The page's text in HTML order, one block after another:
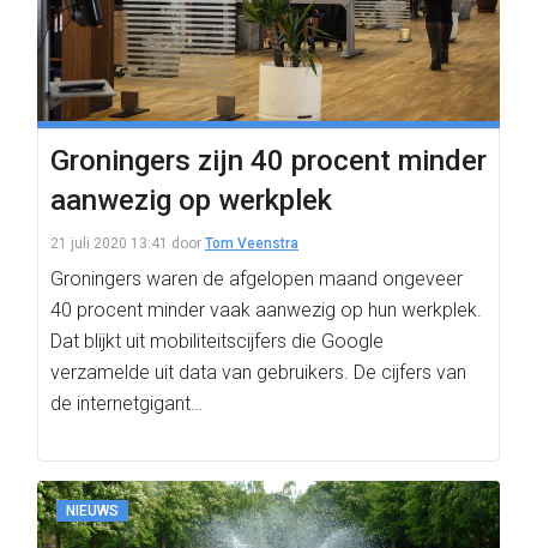
Groningers zijn 40 procent minder
aanwezig op werkplek
21 juli 2020 13:41 door Tom Veenstra
Groningers waren de afgelopen maand ongeveer
40 procent minder vaak aanwezig op hun werkplek.
Dat blijkt uit mobiliteitscijfers die Google
verzamelde uit data van gebruikers. De cijfers van
de internetgigant…
NIEUWS